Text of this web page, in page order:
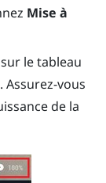
Mise à
le tableau
Assurez-vous
de la